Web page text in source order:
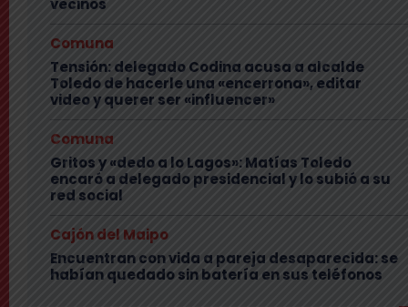
vecinos
Comuna
Tensión: delegado Codina acusa a alcalde
Toledo de hacerle una «encerrona», editar
video y querer ser «influencer»
Comuna
Gritos y «dedo a lo Lagos»: Matías Toledo
encaró a delegado presidencial y lo subió a su
red social
Cajón del Maipo
Encuentran con vida a pareja desaparecida: se
habían quedado sin batería en sus teléfonos